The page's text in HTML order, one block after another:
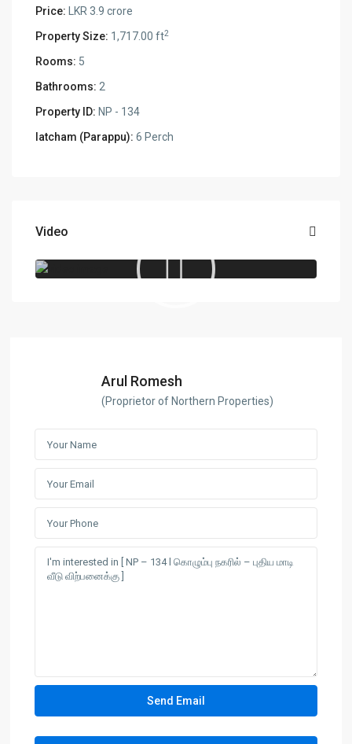
Price: LKR 3.9 crore
Property Size: 1,717.00 ft2
Rooms: 5
Bathrooms: 2
Property ID: NP - 134
latcham (Parappu): 6 Perch
Video
Arul Romesh
(Proprietor of Northern Properties)